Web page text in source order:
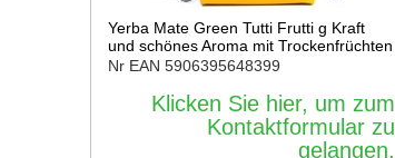
Yerba Mate Green Tutti Frutti g Kraft
und schönes Aroma mit Trockenfrüchten
Nr EAN 5906395648399
Klicken Sie hier, um zum
Kontaktformular zu
gelangen.